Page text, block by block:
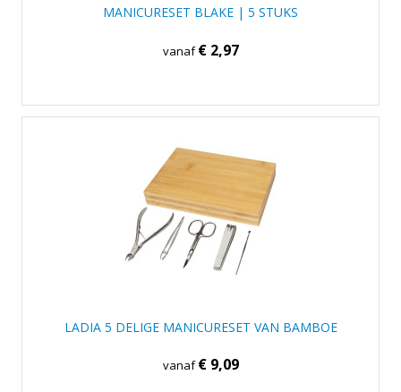
MANICURESET BLAKE | 5 STUKS
vanaf€ 2,97
LADIA 5 DELIGE MANICURESET VAN BAMBOE
vanaf€ 9,09